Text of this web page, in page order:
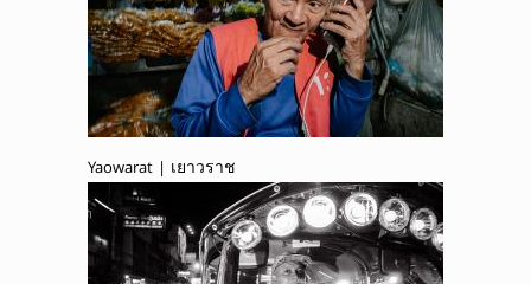
Yaowarat | เยาวราช